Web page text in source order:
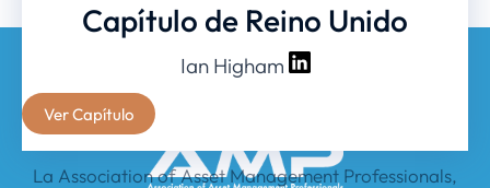
Capítulo de Reino Unido
Ian Higham
Ver Capítulo
La Association of Asset Management Professionals,